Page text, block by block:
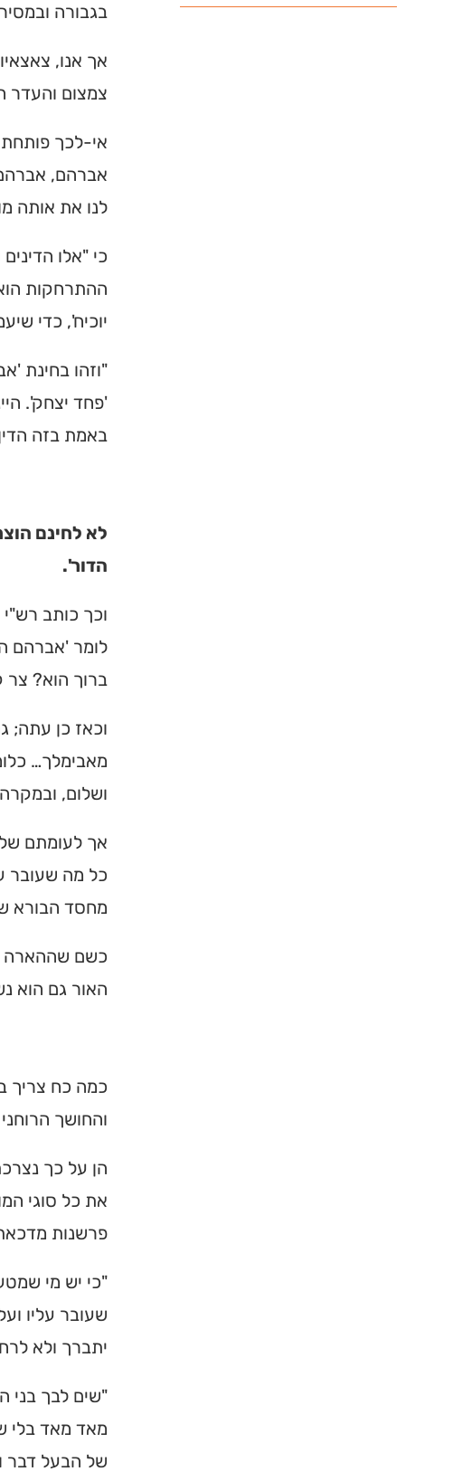
בגבורה
אך אנו,
צמצום והעדר
אי-לכך
אברהם, אברהם
לנו את אותה
כי "אלו
ההתרחקות
יוכיח', כדי
"וזהו בחינת
'פחד יצחק'.
באמת בזה
לא לחינם
הדור'.
וכך כותב
לומר 'אברהם
ברוך הוא? צר
וכאז כן עתה;
מאבימלך…
ושלום,
אך לעומתם של
כל מה שעובר
מחסד הבורא
כשם שההארה
האור גם הוא
כמה כח צריך
והחושך
הן על כך
את כל סוגי
פרשנות
"כי יש מי
שעובר עליו
יתברך ולא
"שים לבך בני
מאד מאד בלי
של הבעל דבר
מחפשים בית
ברסלב בארץ ובעולם! מצאו
תורה, כתובות ודרכי הגעה
לכניסה לאינדקס ➔